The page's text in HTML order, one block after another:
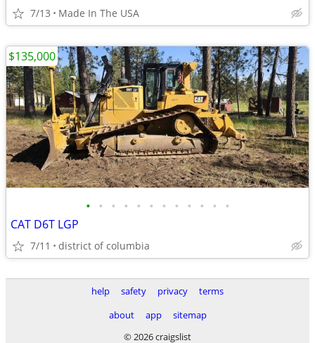
7/13 Made In The USA
• • • • • • • • • • • •
CAT D6T LGP
7/11 district of columbia
$135,000
help safety privacy
terms
about
app
sitemap
© 2026 craigslist